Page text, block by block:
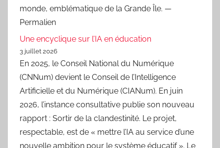
monde, emblématique de la Grande Île. —
Permalien
Une encyclique sur l’IA en éducation
3 juillet 2026
En 2025, le Conseil National du Numérique
(CNNum) devient le Conseil de l’Intelligence
Artificielle et du Numérique (CIANum). En juin
2026, l’instance consultative publie son nouveau
rapport : Sortir de la clandestinité. Le projet,
respectable, est de « mettre l’IA au service d’une
nouvelle ambition pour le système éducatif ». Le